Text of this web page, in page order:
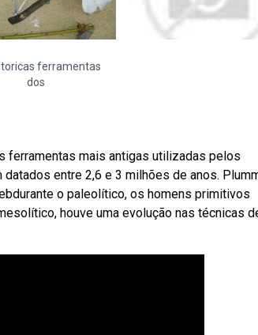
ferramentas
dos
ferramentas mais antigas utilizadas pelos
entre 2,6 e 3 milhões de anos.
o paleolítico, os homens primitivos
houve uma evolução nas técnicas